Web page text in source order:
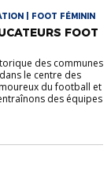
| FOOT FÉMININ
FOOT
des communes
le centre des
du football et
des équipes